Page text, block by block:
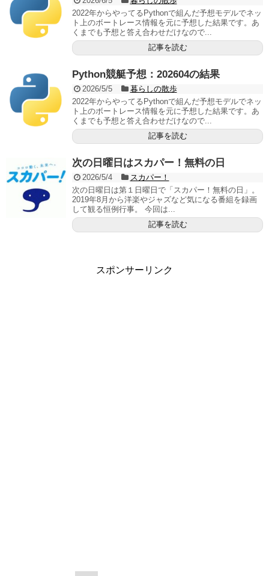
2022年からやってるPythonで組んだ予想モデルでネッ
ト上のボートレース情報を元に予想した結果です。あ
くまでも予想と答え合わせだけなので...
記事を読む
Python競艇予想：202604の結果
2026/5/5
暮らしの散歩
2022年からやってるPythonで組んだ予想モデルでネッ
ト上のボートレース情報を元に予想した結果です。あ
くまでも予想と答え合わせだけなので...
記事を読む
次の日曜日はスカパー！無料の日
2026/5/4
スカパー！
次の日曜日は第１日曜日で「スカパー！無料の日」。
2019年8月から洋楽やジャズなど気になる番組を録画
して観る恒例行事。 今回は...
記事を読む
スポンサーリンク